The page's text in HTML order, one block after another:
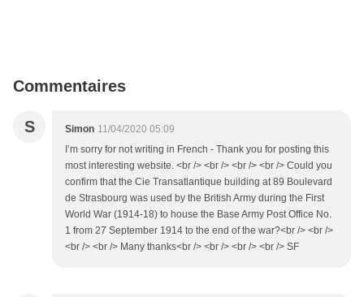
Commentaires
S Simon 11/04/2020 05:09
I’m sorry for not writing in French - Thank you for posting this
most interesting website. <br /> <br /> <br /> <br /> Could you
confirm that the Cie Transatlantique building at 89 Boulevard
de Strasbourg was used by the British Army during the First
World War (1914-18) to house the Base Army Post Office No.
1 from 27 September 1914 to the end of the war?<br /> <br />
<br /> <br /> Many thanks<br /> <br /> <br /> <br /> SF